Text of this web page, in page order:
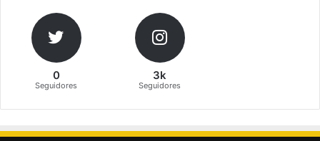
0
Seguidores
3k
Seguidores